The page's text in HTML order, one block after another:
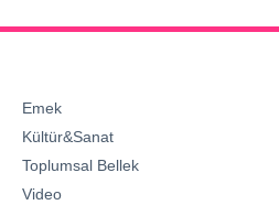
Emek
Kültür&Sanat
Toplumsal Bellek
Video